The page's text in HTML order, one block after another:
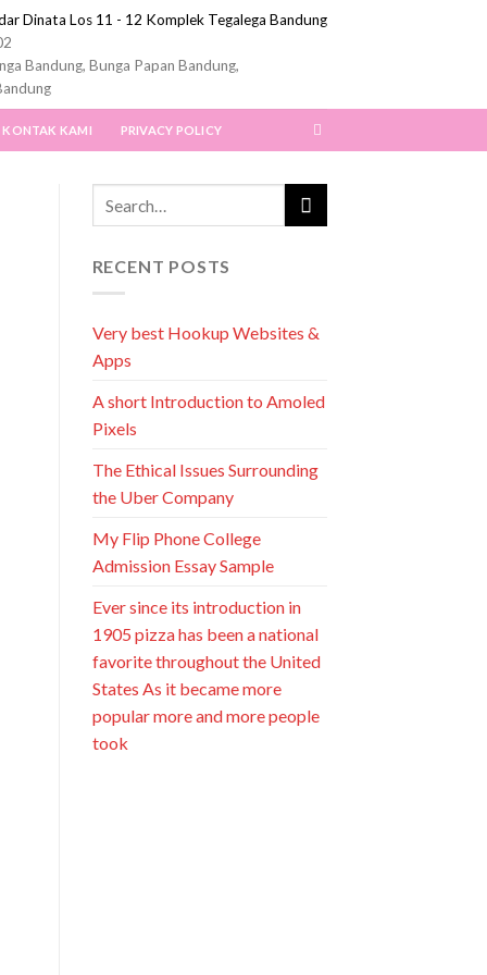
Dinata Los 11 - 12 Komplek Tegalega Bandung
Bandung, Bunga Papan Bandung,
KONTAK KAMI PRIVACY POLICY
RECENT POSTS
Very best Hookup Websites &
Apps
A short Introduction to Amoled
Pixels
The Ethical Issues Surrounding
the Uber Company
My Flip Phone College
Admission Essay Sample
Ever since its introduction in
1905 pizza has been a national
favorite throughout the United
States As it became more
popular more and more people
took